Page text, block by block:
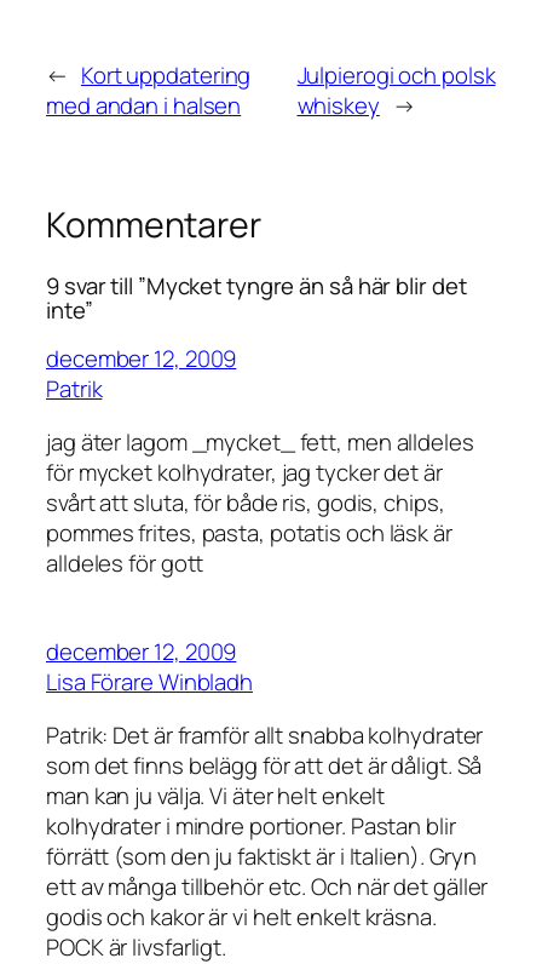
← Kort uppdatering
med andan i halsen
Julpierogi och polsk
whiskey →
Kommentarer
9 svar till ”Mycket tyngre än så här blir det
inte”
december 12, 2009
Patrik
jag äter lagom _mycket_ fett, men alldeles
för mycket kolhydrater, jag tycker det är
svårt att sluta, för både ris, godis, chips,
pommes frites, pasta, potatis och läsk är
alldeles för gott
december 12, 2009
Lisa Förare Winbladh
Patrik: Det är framför allt snabba kolhydrater
som det finns belägg för att det är dåligt. Så
man kan ju välja. Vi äter helt enkelt
kolhydrater i mindre portioner. Pastan blir
förrätt (som den ju faktiskt är i Italien). Gryn
ett av många tillbehör etc. Och när det gäller
godis och kakor är vi helt enkelt kräsna.
POCK är livsfarligt.